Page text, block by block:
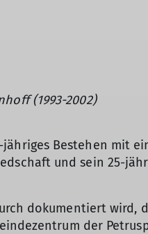
(1993-2002)
Bestehen mit
und sein 25-
dokumentiert wird,
der